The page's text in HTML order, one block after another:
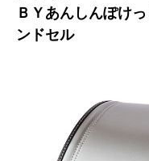
ＢＹあんしんぽけ
ンドセル